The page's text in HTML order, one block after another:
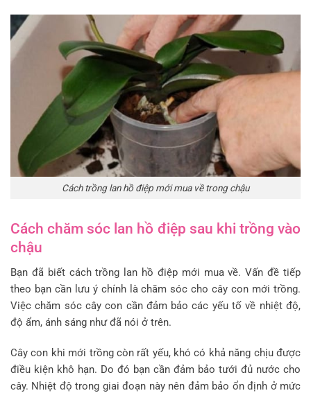
Cách trồng lan hồ điệp mới mua về trong chậu
Cách chăm sóc lan hồ điệp sau khi trồng vào
chậu
Bạn đã biết cách trồng lan hồ điệp mới mua về. Vấn đề tiếp
theo bạn cần lưu ý chính là chăm sóc cho cây con mới trồng.
Việc chăm sóc cây con cần đảm bảo các yếu tố về nhiệt độ,
độ ẩm, ánh sáng như đã nói ở trên.
Cây con khi mới trồng còn rất yếu, khó có khả năng chịu được
điều kiện khô hạn. Do đó bạn cần đảm bảo tưới đủ nước cho
cây. Nhiệt độ trong giai đoạn này nên đảm bảo ổn định ở mức